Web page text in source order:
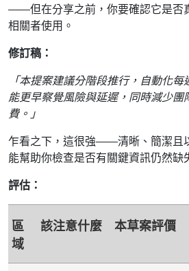
——但在分享之前，你要確認它是否
相關者使用。
修訂稿：
「本提案建議分階段推行，自動化
能更早察覺風險與延遲，同時減少團
費。」
乍看之下，這很強——清晰、簡潔且
能幫助你檢查是否有關鍵資訊仍然缺
評估：
區
域
該注意什麼 本草案評價